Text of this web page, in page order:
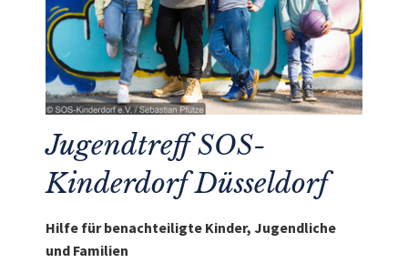
Jugendtreff SOS-
Kinderdorf Düsseldorf
Hilfe für benachteiligte Kinder, Jugendliche
und Familien